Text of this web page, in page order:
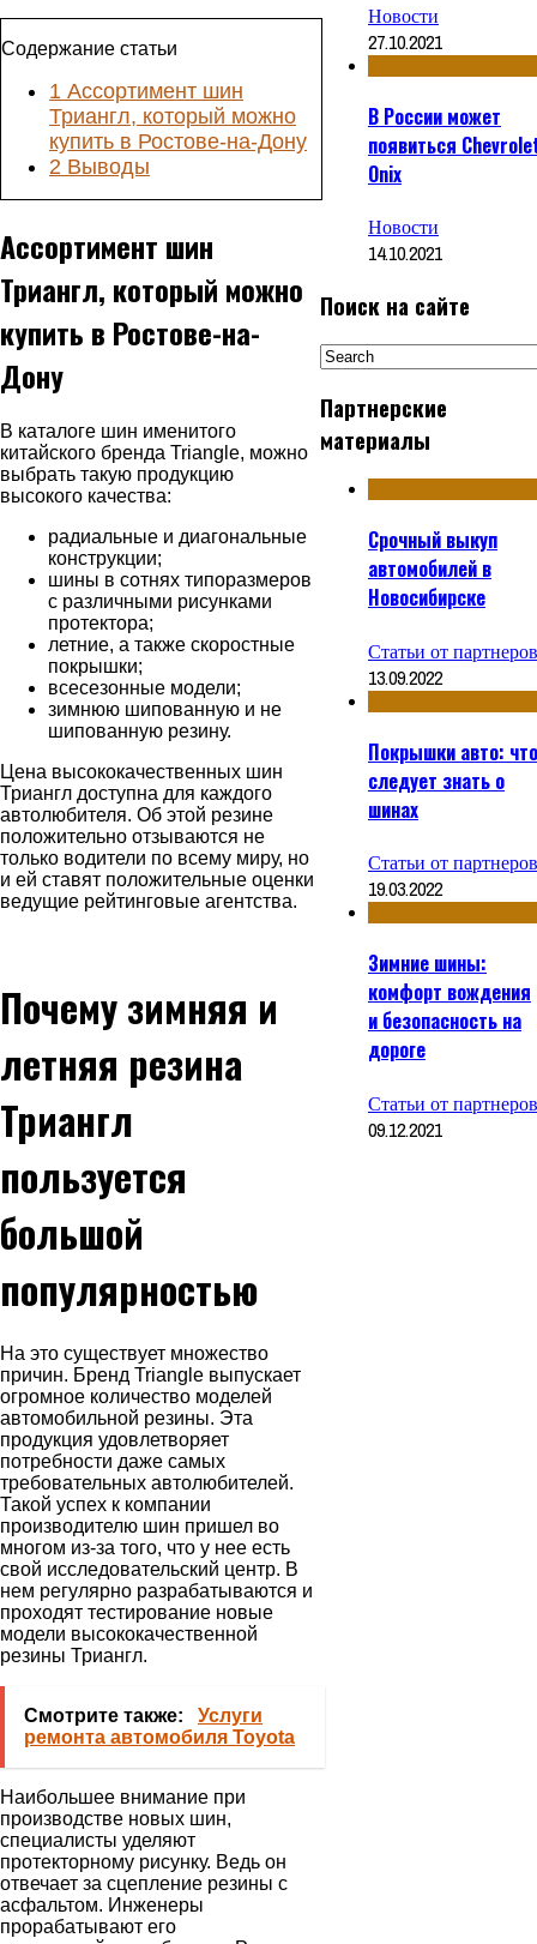
Содержание статьи
1 Ассортимент шин
Триангл, который можно
купить в Ростове-на-Дону
2 Выводы
Ассортимент шин
Триангл, который можно
купить в Ростове-на-
Дону
В каталоге шин именитого
китайского бренда Triangle, можно
выбрать такую продукцию
высокого качества:
радиальные и диагональные
конструкции;
шины в сотнях типоразмеров
с различными рисунками
протектора;
летние, а также скоростные
покрышки;
всесезонные модели;
зимнюю шипованную и не
шипованную резину.
Цена высококачественных шин
Триангл доступна для каждого
автолюбителя. Об этой резине
положительно отзываются не
только водители по всему миру, но
и ей ставят положительные оценки
ведущие рейтинговые агентства.
Почему зимняя и
летняя резина
Триангл
пользуется
большой
популярностью
На это существует множество
причин. Бренд Triangle выпускает
огромное количество моделей
автомобильной резины. Эта
продукция удовлетворяет
потребности даже самых
требовательных автолюбителей.
Такой успех к компании
производителю шин пришел во
многом из-за того, что у нее есть
свой исследовательский центр. В
нем регулярно разрабатываются и
проходят тестирование новые
модели высококачественной
резины Триангл.
Смотрите также:
Услуги
ремонта автомобиля Toyota
Наибольшее внимание при
производстве новых шин,
специалисты уделяют
протекторному рисунку. Ведь он
отвечает за сцепление резины с
асфальтом. Инженеры
прорабатывают его
Новости
27.10.2021
В России может
появиться
Onix
Новости
14.10.2021
Поиск на сайте
Партнерские
материалы
Срочный выкуп
автомобилей в
Новосибирске
Статьи от партнеров
13.09.2022
Покрышки авто: что
следует знать о
шинах
Статьи от партнеров
19.03.2022
Зимние шины:
комфорт вождения
и безопасность на
дороге
Статьи от партнеров
09.12.2021